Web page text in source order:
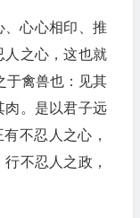
心心相印、推
人之心，这也就
于禽兽也：见其
肉。是以君子远
不忍人之心，
不忍人之政，